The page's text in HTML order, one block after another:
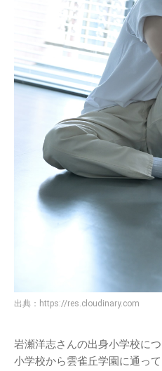
出典： https://res.cloudinary.com
岩瀬洋志さんの出身小学校に
小学校から雲雀丘学園に通っ